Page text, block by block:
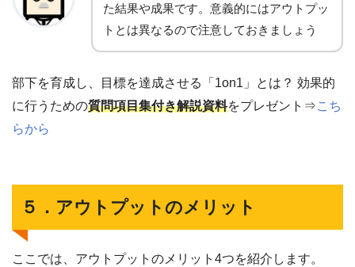
た結果や成果です。意義的にはアウトプッ
トとは異なるので注意しておきましょう
部下を育成し、目標を達成させる「1on1」とは？ 効果的
に行うための質問項目集付き解説資料をプレゼント⇒こち
らから
５．アウトプットのメリット
ここでは、アウトプットのメリット4つを紹介します。